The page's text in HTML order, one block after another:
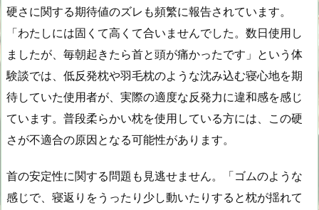
硬さに関する期待値のズレも頻繁に報告されています。
「わたしには固くて高くて合いませんでした。数日使用し
ましたが、毎朝起きたら首と頭が痛かったです」という体
験談では、低反発枕や羽毛枕のような沈み込む寝心地を期
待していた使用者が、実際の適度な反発力に違和感を感じ
ています。普段柔らかい枕を使用している方には、この硬
さが不適合の原因となる可能性があります。
首の安定性に関する問題も見逃せません。「ゴムのような
感じで、寝返りをうったり少し動いたりすると枕が揺れて